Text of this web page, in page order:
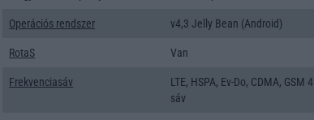
Operációs rendszer v4,3 Jelly Bean (Android)
RotaS Van
Frekvenciasáv
LTE, HSPA, Ev-Do, CDMA, GSM 4
sáv